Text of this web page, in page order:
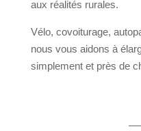
aux réalités rurales.
Vélo, covoiturage,
nous vous aidons à
simplement et près de